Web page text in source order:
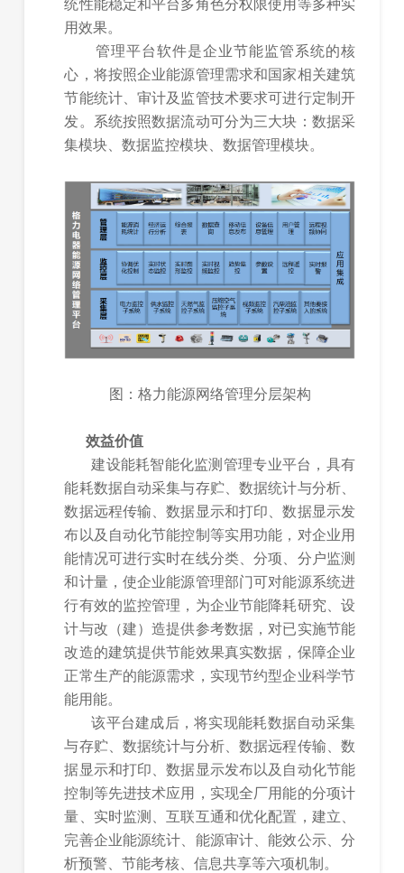
统性能稳定和平台多角色分权限使用等多种实
用效果。
管理平台软件是企业节能监管系统的核
心，将按照企业能源管理需求和国家相关建筑
节能统计、审计及监管技术要求可进行定制开
发。系统按照数据流动可分为三大块：数据采
集模块、数据监控模块、数据管理模块。
图：格力能源网络管理分层架构
效益价值
建设能耗智能化监测管理专业平台，具有
能耗数据自动采集与存贮、数据统计与分析、
数据远程传输、数据显示和打印、数据显示发
布以及自动化节能控制等实用功能，对企业用
能情况可进行实时在线分类、分项、分户监测
和计量，使企业能源管理部门可对能源系统进
行有效的监控管理，为企业节能降耗研究、设
计与改（建）造提供参考数据，对已实施节能
改造的建筑提供节能效果真实数据，保障企业
正常生产的能源需求，实现节约型企业科学节
能用能。
该平台建成后，将实现能耗数据自动采集
与存贮、数据统计与分析、数据远程传输、数
据显示和打印、数据显示发布以及自动化节能
控制等先进技术应用，实现全厂用能的分项计
量、实时监测、互联互通和优化配置，建立、
完善企业能源统计、能源审计、能效公示、分
析预警、节能考核、信息共享等六项机制。